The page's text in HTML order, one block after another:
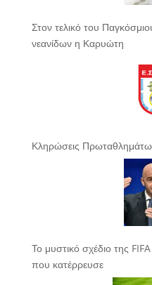
Στον τελικό του
νεανίδων η Καρυώτη
Κληρώσεις
Το μυστικό σχέδιο της
που κατέρρευσε